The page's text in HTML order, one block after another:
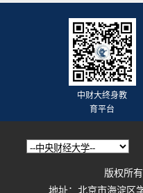
中财大终身教
育平台
版权所
地址：北京市海淀区